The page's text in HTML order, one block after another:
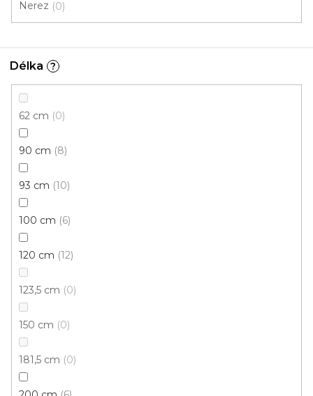
Nerez 0
Délka ?
62 cm 0
90 cm 8
93 cm 10
100 cm 6
120 cm 12
123,5 cm 0
150 cm 0
181,5 cm 0
A 65 PŘECHODOVÉ LIŠTY - NA TRN, šíře 50 mm
Afrezie